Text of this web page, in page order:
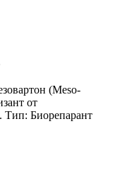
(Meso-
от
Тип: Биорепарант